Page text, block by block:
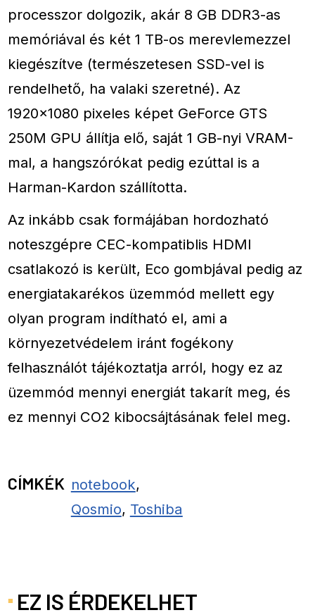
processzor dolgozik, akár 8 GB DDR3-as
memóriával és két 1 TB-os merevlemezzel
kiegészítve (természetesen SSD-vel is
rendelhető, ha valaki szeretné). Az
1920×1080 pixeles képet GeForce GTS
250M GPU állítja elő, saját 1 GB-nyi VRAM-
mal, a hangszórókat pedig ezúttal is a
Harman-Kardon szállította.
Az inkább csak formájában hordozható
noteszgépre CEC-kompatiblis HDMI
csatlakozó is került, Eco gombjával pedig az
energiatakarékos üzemmód mellett egy
olyan program indítható el, ami a
környezetvédelem iránt fogékony
felhasználót tájékoztatja arról, hogy ez az
üzemmód mennyi energiát takarít meg, és
ez mennyi CO2 kibocsájtásának felel meg.
CÍMKÉK notebook,
Qosmio, Toshiba
EZ IS ÉRDEKELHET